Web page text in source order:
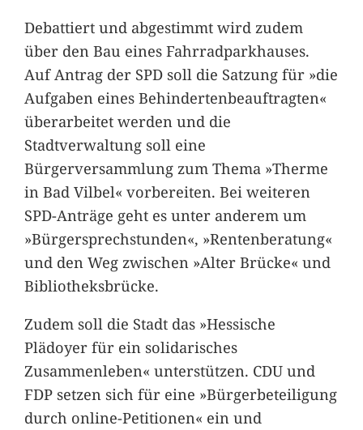
Debattiert und abgestimmt wird zudem
über den Bau eines Fahrradparkhauses.
Auf Antrag der SPD soll die Satzung für »die
Aufgaben eines Behindertenbeauftragten«
überarbeitet werden und die
Stadtverwaltung soll eine
Bürgerversammlung zum Thema »Therme
in Bad Vilbel« vorbereiten. Bei weiteren
SPD-Anträge geht es unter anderem um
»Bürgersprechstunden«, »Rentenberatung«
und den Weg zwischen »Alter Brücke« und
Bibliotheksbrücke.
Zudem soll die Stadt das »Hessische
Plädoyer für ein solidarisches
Zusammenleben« unterstützen. CDU und
FDP setzen sich für eine »Bürgerbeteiligung
durch online-Petitionen« ein und